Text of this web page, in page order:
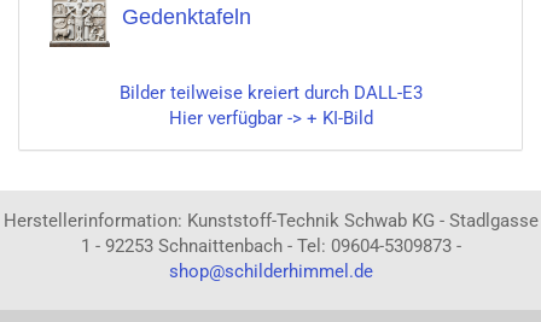
Gedenktafeln
Bilder teilweise kreiert durch DALL-E3
Hier verfügbar -> + KI-Bild
Herstellerinformation: Kunststoff-Technik Schwab KG - Stadlgasse
1 - 92253 Schnaittenbach - Tel: 09604-5309873 -
shop@schilderhimmel.de